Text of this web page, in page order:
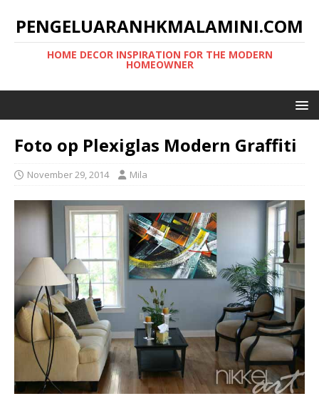
PENGELUARANHKMALAMINI.COM
HOME DECOR INSPIRATION FOR THE MODERN
HOMEOWNER
Foto op Plexiglas Modern Graffiti
November 29, 2014 Mila